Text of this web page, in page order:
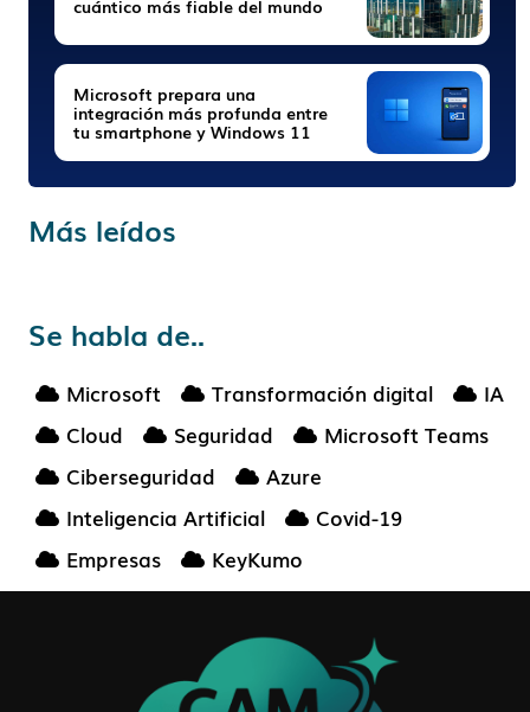
cuántico más fiable del mundo
Microsoft prepara una
integración más profunda entre
tu smartphone y Windows 11
Más leídos
Se habla de..
Microsoft Transformación digital
IA
Cloud
Seguridad
Microsoft Teams
Ciberseguridad
Azure
Inteligencia Artificial
Covid-19
Empresas
KeyKumo